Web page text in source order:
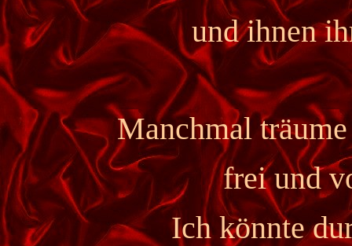
und ihnen
Manchmal
frei und
Ich könnte